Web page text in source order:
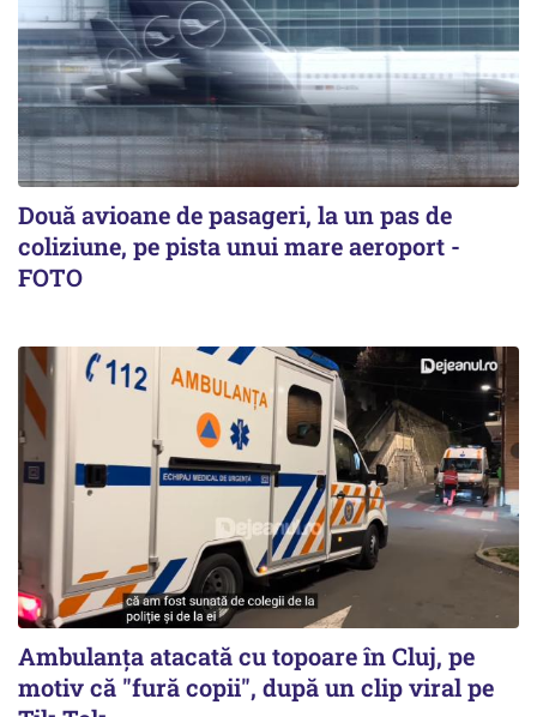
Două avioane de pasageri, la un pas de
coliziune, pe pista unui mare aeroport -
FOTO
Ambulanța atacată cu topoare în Cluj, pe
motiv că "fură copii", după un clip viral pe